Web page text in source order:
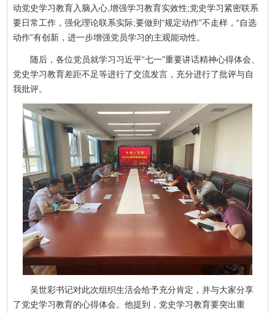
动党史学习教育入脑入心,增强学习教育实效性;党史学习紧密联系
要日常工作，强化理论联系实际;要做到“规定动作”不走样，“自选
动作”有创新，进一步增强党员学习的主观能动性。
随后，各位党员就学习习近平“七一”重要讲话精神心得体会、
党史学习教育差距不足等进行了交流发言，充分进行了批评与自
我批评。
吴世彩书记对此次组织生活会给予充分肯定，并与大家分享
了党史学习教育的心得体会。他提到，党史学习教育要突出重